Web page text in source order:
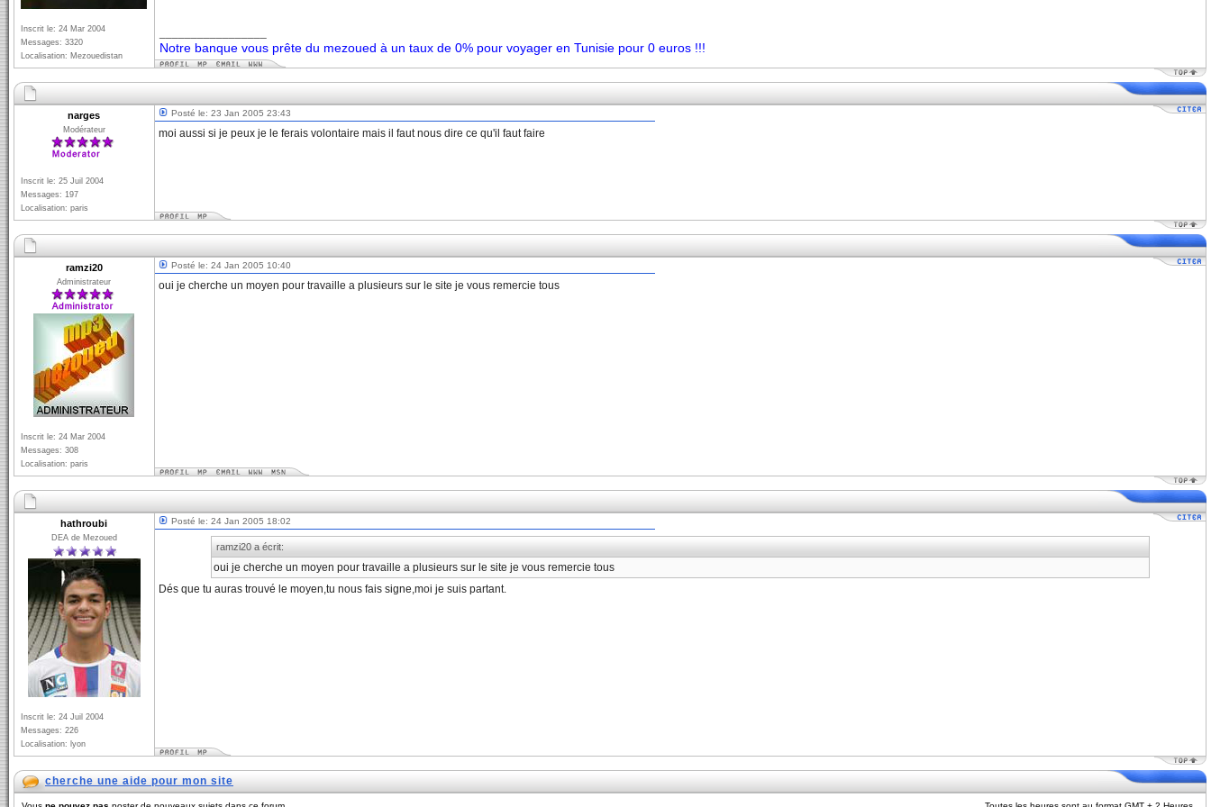
Inscrit le: 24 Mar 2004
Messages: 3320
Localisation: Mezouedistan
Notre banque vous prête du mezoued à un taux de 0% pour voyager en Tunisie pour 0 euros !!!
narges
Modérateur
Inscrit le: 25 Juil 2004
Messages: 197
Localisation: paris
Posté le: 23 Jan 2005 23:43
moi aussi si je peux je le ferais volontaire mais il faut nous dire ce qu'il faut faire
ramzi20
Administrateur
Inscrit le: 24 Mar 2004
Messages: 308
Localisation: paris
Posté le: 24 Jan 2005 10:40
oui je cherche un moyen pour travaille a plusieurs sur le site je vous remercie tous
hathroubi
DEA de Mezoued
Inscrit le: 24 Juil 2004
Messages: 226
Localisation: lyon
Posté le: 24 Jan 2005 18:02
ramzi20 a écrit:
oui je cherche un moyen pour travaille a plusieurs sur le site je vous remercie tous
Dés que tu auras trouvé le moyen,tu nous fais signe,moi je suis partant.
cherche une aide pour mon site